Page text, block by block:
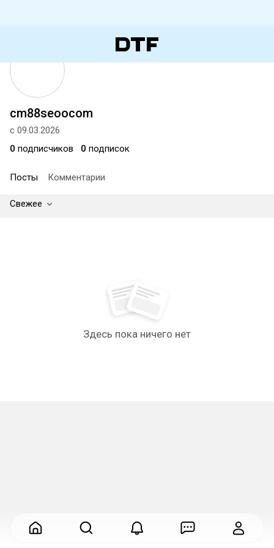
cm88seoocom
с 09.03.2026
0 подписчиков 0 подписок
Посты Комментарии
Свежее
Здесь пока ничего нет